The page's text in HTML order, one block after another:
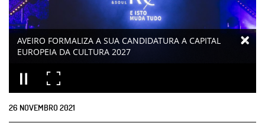
AVEIRO FORMALIZA A SUA CANDIDATURA A CAPITAL
EUROPEIA DA CULTURA 2027
26 NOVEMBRO2021